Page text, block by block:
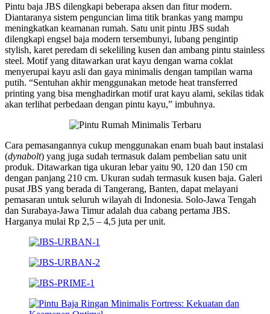
Pintu baja JBS dilengkapi beberapa aksen dan fitur modern.
Diantaranya sistem penguncian lima titik brankas yang mampu
meningkatkan keamanan rumah. Satu unit pintu JBS sudah
dilengkapi engsel baja modern tersembunyi, lubang pengintip
stylish, karet peredam di sekeliling kusen dan ambang pintu stainless
steel. Motif yang ditawarkan urat kayu dengan warna coklat
menyerupai kayu asli dan gaya minimalis dengan tampilan warna
putih. “Sentuhan akhir menggunakan metode heat transferred
printing yang bisa menghadirkan motif urat kayu alami, sekilas tidak
akan terlihat perbedaan dengan pintu kayu,” imbuhnya.
Cara pemasangannya cukup menggunakan enam buah baut instalasi
(dynabolt) yang juga sudah termasuk dalam pembelian satu unit
produk. Ditawarkan tiga ukuran lebar yaitu 90, 120 dan 150 cm
dengan panjang 210 cm. Ukuran sudah termasuk kusen baja. Galeri
pusat JBS yang berada di Tangerang, Banten, dapat melayani
pemasaran untuk seluruh wilayah di Indonesia. Solo-Jawa Tengah
dan Surabaya-Jawa Timur adalah dua cabang pertama JBS.
Harganya mulai Rp 2,5 – 4,5 juta per unit.